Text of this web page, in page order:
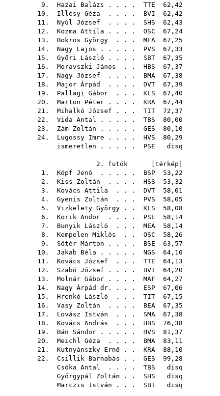
9. Hazai Balázs . . . . TTE 62,42
10. Illésy Géza . . . . BVI 62,42
11. Nyúl József . . . . SHS 62,43
12. Kozma Attila . . . . OSC 67,24
13. Bokros György . . . MEA 67,25
14. Nagy Lajos . . . . . PVS 67,33
15. Győri László . . . . SBT 67,35
16. Moravszki János . . HBS 67,37
17. Nagy József . . . . BMA 67,38
18. Major Árpád . . . . DVT 67,39
19. Pallagi Gábor . . . KLS 67,40
20. Marton Péter . . . . KRA 67,44
21. Mihalkó József . . . TIT 72,37
22. Vida Antal . . . . . TBS 80,00
23. Zám Zoltán . . . . . GES 80,10
24. Lugossy Imre . . . . HVS 80,29
ismeretlen . . . . . PSE disq
2. futók [ térkép
1. Köpf Jenő . . . . . BSP 53,22
2. Kiss Zoltán . . . . HSS 53,32
3. Kovács Attila . . . DVT 58,01
4. Gyenis Zoltán . . . PVS 58,05
5. Vizkelety György . . KLS 58,08
6. Korik Andor . . . . PSE 58,14
7. Bunyik László . . . MEA 58,14
8. Kempelen Miklós . . OSC 58,26
9. Sőtér Márton . . . . BSE 63,57
10. Jakab Béla . . . . . NGS 64,10
11. Kovács József . . . TTE 64,13
12. Szabó József . . . . BVI 64,20
13. Molnár Gábor . . . . MAF 64,27
14. Nagy Árpád dr. . . . ESP 67,06
15. Hrenkó László . . . TIT 67,15
16. Vasy Zoltán . . . . BEA 67,35
17. Lovász István . . . SMA 67,38
18. Kovács András . . . HBS 76,38
19. Bán Sándor . . . . . HVS 81,37
20. Meichl Géza . . . . BMA 83,11
21. Kutnyánszky Ernő . . KRA 88,10
22. Csillik Barnabás . . GES 99,28
Csóka Antal . . . . TBS disq
Györgypál Zoltán . . SHS disq
Marczis István . . . SBT disq